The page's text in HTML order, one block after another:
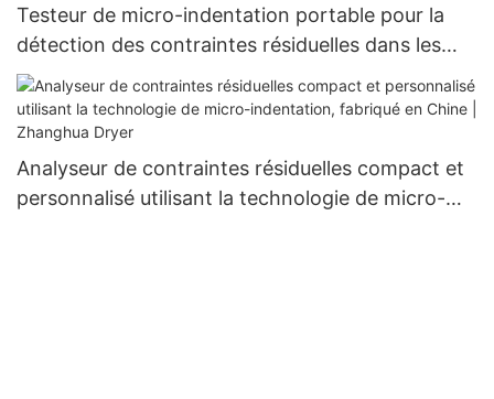
Testeur de micro-indentation portable pour la
détection des contraintes résiduelles dans les
récipients sous pression
Analyseur de contraintes résiduelles compact et
personnalisé utilisant la technologie de micro-